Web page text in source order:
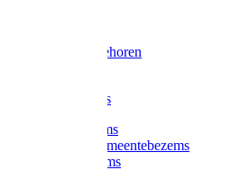
Slede toebehoren
Composters
Straatbezems
Stads- / Gemeentebezems
Terrasbezems